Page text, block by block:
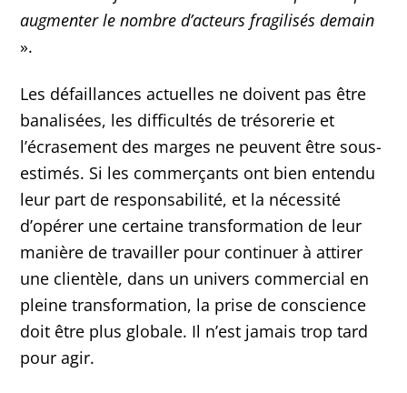
augmenter le nombre d’acteurs fragilisés demain
».
Les défaillances actuelles ne doivent pas être
banalisées, les difficultés de trésorerie et
l’écrasement des marges ne peuvent être sous-
estimés. Si les commerçants ont bien entendu
leur part de responsabilité, et la nécessité
d’opérer une certaine transformation de leur
manière de travailler pour continuer à attirer
une clientèle, dans un univers commercial en
pleine transformation, la prise de conscience
doit être plus globale. Il n’est jamais trop tard
pour agir.